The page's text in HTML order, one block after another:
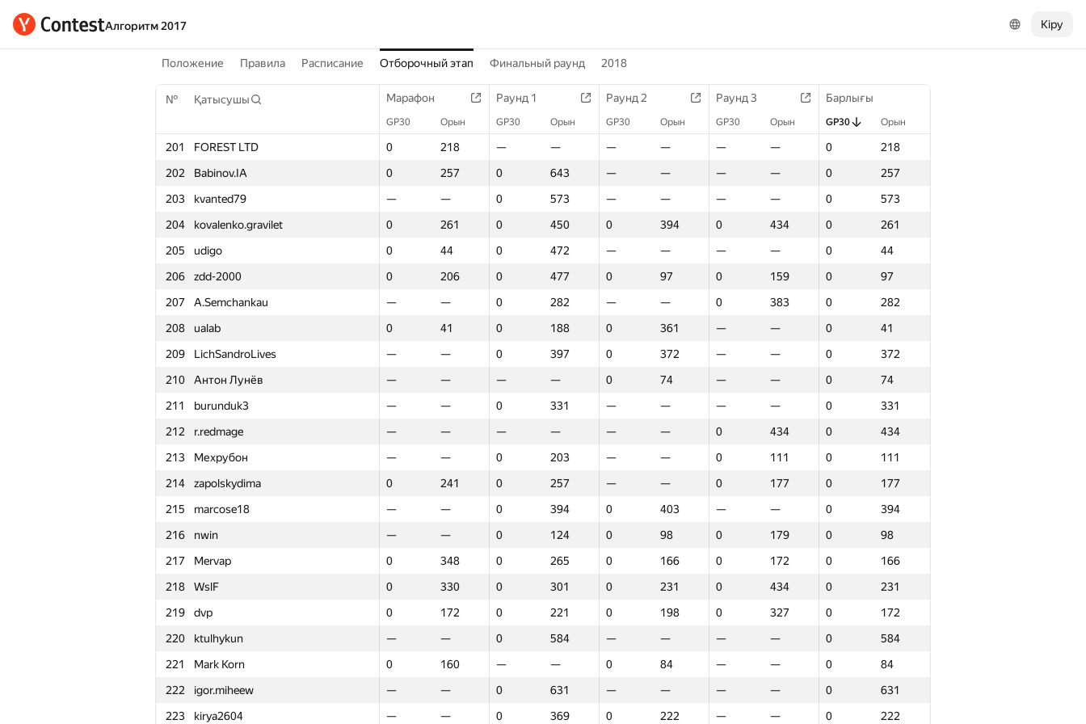
Алгоритм 2017 Кіру
Положение Правила Расписание Отборочный этап Финальный раунд 2018
№ Қатысушы Марафон Раунд 1 Раунд 2 Раунд 3 Барлығы
GP30 Орын GP30 Орын GP30 Орын GP30 Орын GP30 Орын
201 FOREST LTD 0 218 — — — — — — 0
218
202
Babinov.IA 0 257 0 643 — — — — 0
257
203
kvanted79 — — 0 573 — — — — 0
573
204
kovalenko.gravilet 0 261 0 450 0 394 0 434 0
261
205
udigo 0 44 0 472 — — — — 0
44
206
zdd-2000 0 206 0 477 0 97 0 159 0
97
207
A.Semchankau — — 0 282 — — 0 383 0
282
208
ualab 0 41 0 188 0 361 — — 0
41
209
LichSandroLives — — 0 397 0 372 — — 0
372
210
Антон Лунёв — — — — 0 74 — — 0
74
211
burunduk3 — — 0 331 — — — — 0
331
212
r.redmage — — — — — — 0 434 0
434
213
Мехрубон — — 0 203 — — 0 111 0
111
214
zapolskydima 0 241 0 257 — — 0 177 0
177
215
marcose18 — — 0 394 0 403 — — 0
394
216
nwin — — 0 124 0 98 0 179 0
98
217
Mervap 0 348 0 265 0 166 0 172 0
166
218
WslF 0 330 0 301 0 231 0 434 0
231
219
dvp 0 172 0 221 0 198 0 327 0
172
220
ktulhykun — — 0 584 — — — — 0
584
221
Mark Korn 0 160 — — 0 84 — — 0
84
222
igor.miheew — — 0 631 — — — — 0
631
223
kirya2604 — — 0 369 0 222 — — 0
222
Қатысушы Раунд 1 Барлығы
GP30 Орын GP30 Орын GP30 Орын